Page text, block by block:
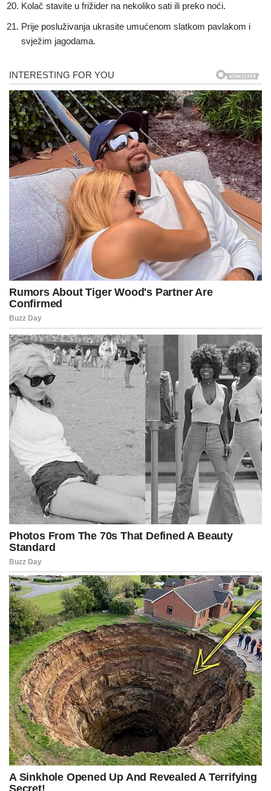
Kolač stavite u frižider na nekoliko sati ili preko noći.
Prije posluživanja ukrasite umućenom slatkom pavlakom i
svježim jagodama.